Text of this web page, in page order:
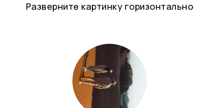
Разверните картинку горизонтально